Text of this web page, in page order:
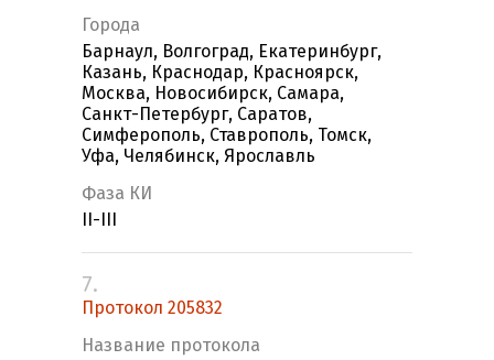
Города
Барнаул, Волгоград, Екатеринбург,
Казань, Краснодар, Красноярск,
Москва, Новосибирск, Самара,
Санкт-Петербург, Саратов,
Симферополь, Ставрополь, Томск,
Уфа, Челябинск, Ярославль
Фаза КИ
II-III
7.
Протокол 205832
Название протокола